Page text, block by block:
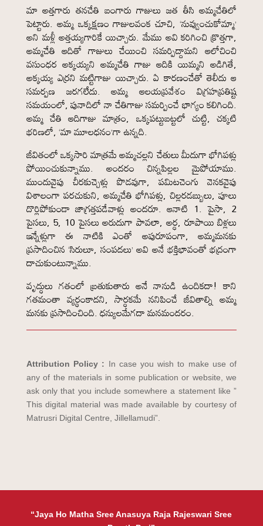
మా అత్తగారు తనచేతి బంగారు గాజులు జత తీసి అమ్మచేతిలో
పెట్టారు. అమ్మ ఒక్కక్షణం గాజులవంక చూచి, ‘నువ్వుంచుకోమ్మా’
అని మళ్లీ అత్తయ్యగారికే యిచ్చారు. మేము అవి కరిగించి క్రొత్తగా,
అమ్మచేతి ఆదితో గాజులు చేయించి సమర్పిద్దామని ఆలోచించి
వసుంధర అక్కయ్యని అమ్మచేతి గాజు ఆదికి యిమ్మని అడిగితే,
అక్కయ్య ఎర్రని మట్టిగాజు యిచ్చారు. ఏ కారణంచేతో తెలీదు ఆ
సమర్పణ జరగలేదు. అమ్మ ఆలయప్రవేశం విగ్రహప్రతిష్ట
సమయంలో, పునాదిలో నా చేతిగాజు సమర్పించే భాగ్యం కలిగింది.
అమ్మ చేతి ఆదిగాజు మాత్రం, ఒక్కపట్టుబట్టలో చుట్టి, చక్కటి
భరిణలో, ‘మా మూలధనం’గా ఉన్నది.
జీవితంలో ఒక్కసారి మాత్రమే అమ్మచల్లని చేతులు మీదుగా భోగిపళ్లు
పోయించుకున్నాము. అందరం చిన్నపిల్లల మైపోయాము.
ముందువైపు చీరకుచ్చెళ్లు పొడవుగా, పమిటచెంగు వెనకవైపు
విశాలంగా పరచుకుని, అమ్మచేతి భోగిపళ్లు, చిల్లరడబ్బులు, పూలు
దొర్లిపోకుండా జాగ్రత్తపడేవాళ్లు అందరూ. ఆనాటి 1. పైసా, 2
పైసలు, 5, 10 పైసలు అరుదుగా పావలా, అర్ధ, రూపాయి బిళ్లలు
ఇన్నేళ్లుగా ఈ నాటికి ఎంతో అపురూపంగా, అమ్మమనకు
ప్రసాదించిన ‘సిరులూ, సంపదలు’ అవి అనే భక్తిభావంతో భద్రంగా
దాచుకుంటున్నాము.
వృద్ధులు గతంలో బ్రతుకుతారు అనే నానుడి ఉందికదా! కాని
గతమంతా వ్యర్థంకాదని, సార్ధకమే ననిపించే జీవితాల్ని అమ్మ
మనకు ప్రసాదించింది. ధన్యులమేగదా మనమందరం.
Attribution Policy : In case you wish to make use of
any of the materials in some publication or website, we
ask only that you include somewhere a statement like ”
This digital material was made available by courtesy of
Matrusri Digital Centre, Jillellamudi”.
“Jaya Ho Matha Sree Anasuya Raja Rajeswari Sree